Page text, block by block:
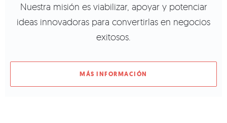
Nuestra misión es viabilizar, apoyar y potenciar
ideas innovadoras para convertirlas en negocios
exitosos.
MÁS INFORMACIÓN